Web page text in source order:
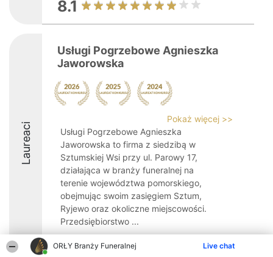
ORŁY Branży Funeralnej Live chat
8.1
Laureaci
Usługi Pogrzebowe Agnieszka
Jaworowska
Pokaż więcej >>
Usługi Pogrzebowe Agnieszka
Jaworowska to firma z siedzibą w
Sztumskiej Wsi przy ul. Parowy 17,
działająca w branży funeralnej na
terenie województwa pomorskiego,
obejmując swoim zasięgiem Sztum,
Ryjewo oraz okoliczne miejscowości.
Przedsiębiorstwo ...
8.5